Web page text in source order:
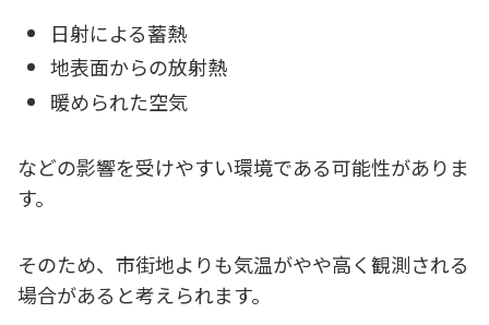
日射による蓄熱
地表面からの放射熱
暖められた空気
などの影響を受けやすい環境である可能性がありま
す。
そのため、市街地よりも気温がやや高く観測される
場合があると考えられます。